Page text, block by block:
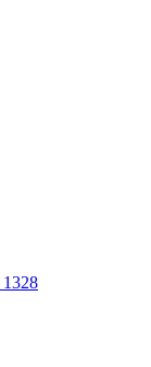
1328